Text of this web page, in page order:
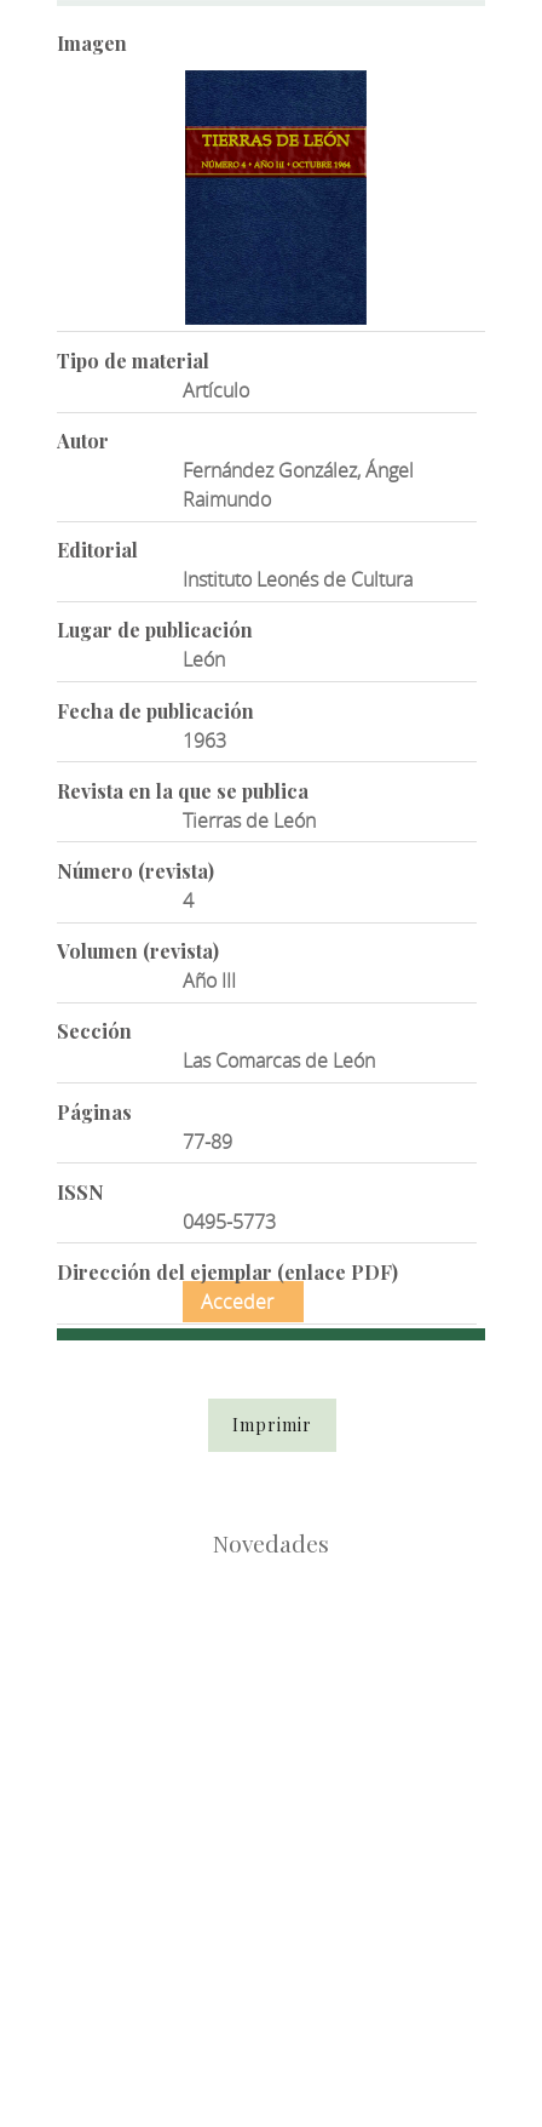
Imagen
Tipo de material
Artículo
Autor
Fernández González, Ángel
Raimundo
Editorial
Instituto Leonés de Cultura
Lugar de publicación
León
Fecha de publicación
1963
Revista en la que se publica
Tierras de León
Número (revista)
4
Volumen (revista)
Año III
Sección
Las Comarcas de León
Páginas
77-89
ISSN
0495-5773
Dirección del ejemplar (enlace PDF)
Acceder
Imprimir
Novedades